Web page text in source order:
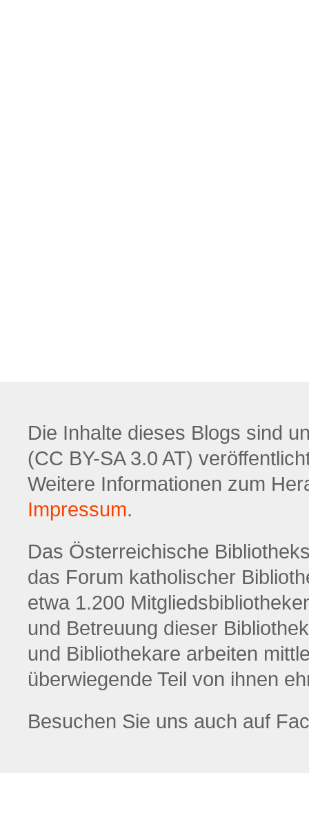
Die Inhalte dieses Blogs sind
(CC BY-SA 3.0 AT)
Weitere Informationen zum
Impressum.
Das Österreichische
das Forum katholischer
etwa 1.200
und Betreuung dieser
und Bibliothekare arbeiten
überwiegende Teil von ihnen
Besuchen Sie uns auch auf